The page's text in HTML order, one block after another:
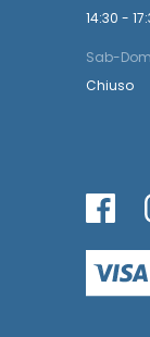
14:30 -
Sab-
Chiuso